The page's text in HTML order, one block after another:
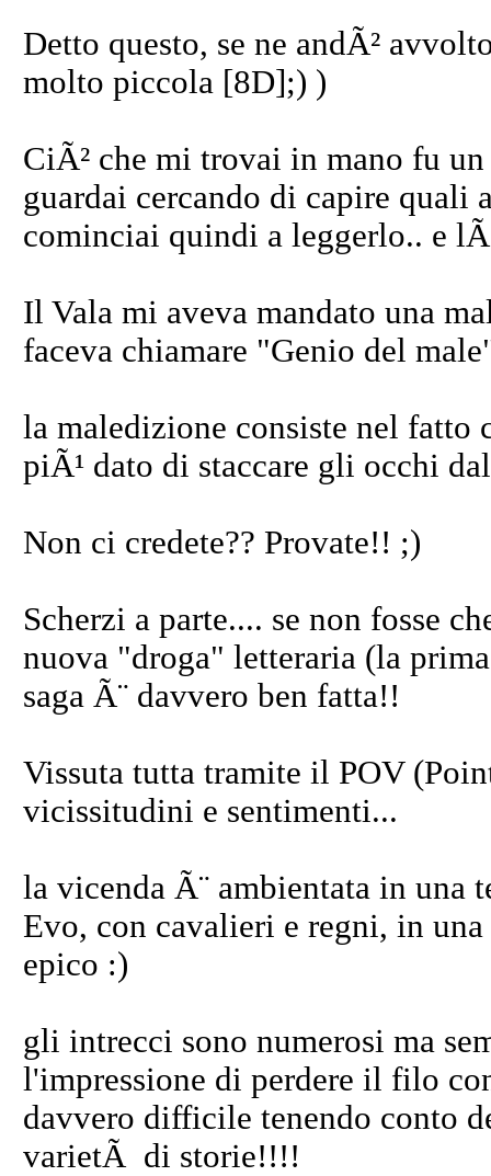
Detto questo, se ne andÃ²
molto piccola [8D];) )
CiÃ² che mi trovai in mano fu
guardai cercando di capire quali
cominciai quindi a leggerlo.. e
Il Vala mi aveva mandato una
faceva chiamare "Genio del
la maledizione consiste nel fatto
piÃ¹ dato di staccare gli occhi
Non ci credete?? Provate!! ;)
Scherzi a parte.... se non fosse
nuova "droga" letteraria (la
saga Ã¨ davvero ben fatta!!
Vissuta tutta tramite il POV
vicissitudini e sentimenti...
la vicenda Ã¨ ambientata in una
Evo, con cavalieri e regni, in
epico :)
gli intrecci sono numerosi ma
l'impressione di perdere il filo
davvero difficile tenendo conto
varietÃ di storie!!!!